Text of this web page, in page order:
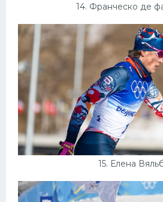
14. Франческо де
15. Елена